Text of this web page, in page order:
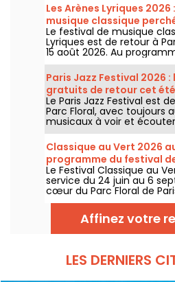
Les Arènes Lyriques
musique classique
Montmartre
Le festival de musique
Lyriques est de retour à
15 août 2026. Au
16 concerts donnés au
Montmartre, un cadre
les grands classiques.
Paris Jazz Festival 2026
gratuits de retour cet été
programme
Le Paris Jazz Festival est
Parc Floral, avec toujours
musicaux à voir et
bucolique. Voici le
gratuits à découvrir du 24
septembre 2026 !
Classique au Vert 2026
programme du festival
gratuits
Le Festival Classique au
service du 24 juin au 6
cœur du Parc Floral de
encore, Classique au Vert
mélomanes et les
bon tempo et du beau
d’artistes reconnus et en
Affinez votre
LES DERNIERS